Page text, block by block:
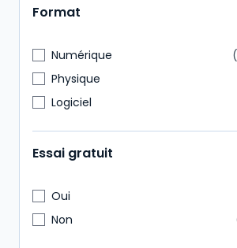
Format
Numérique
Physique
Logiciel
Essai gratuit
Oui
Non